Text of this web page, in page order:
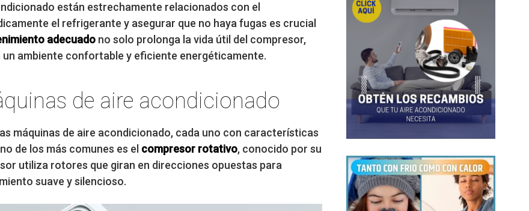
están estrechamente relacionados con el
el refrigerante y asegurar que no haya fugas es crucial
adecuado no solo prolonga la vida útil del compresor,
ambiente confortable y eficiente energéticamente.
de aire acondicionado
máquinas de aire acondicionado, cada uno con características
de los más comunes es el compresor rotativo, conocido por su
utiliza rotores que giran en direcciones opuestas para
suave y silencioso.